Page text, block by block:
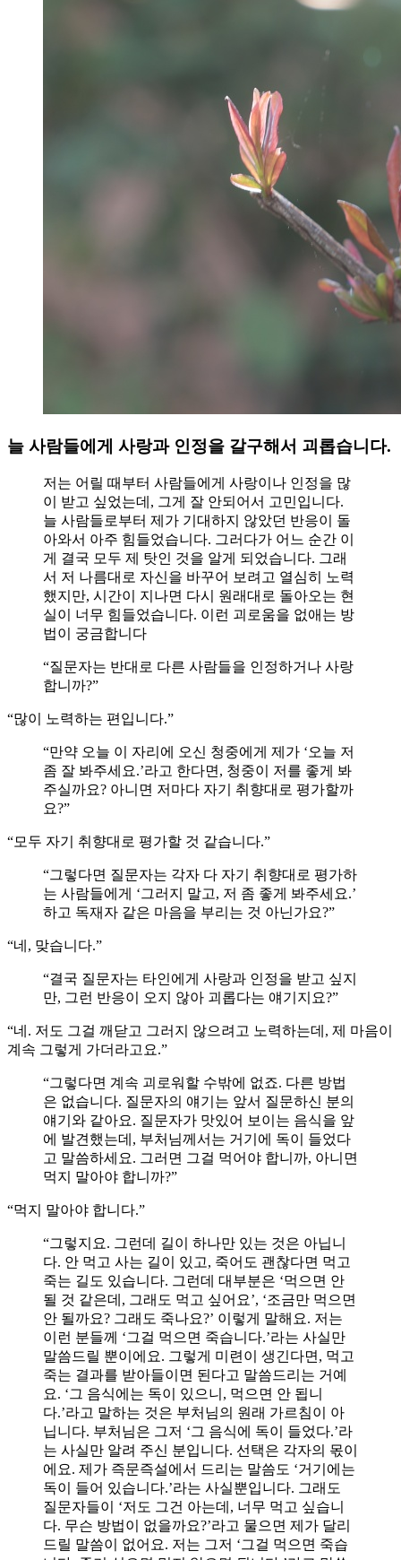
늘 사람들에게 사랑과 인정을 갈구해서 괴롭습니다.
저는 어릴 때부터 사람들에게 사랑이나 인정을 많
이 받고 싶었는데, 그게 잘 안되어서 고민입니다.
늘 사람들로부터 제가 기대하지 않았던 반응이 돌
아와서 아주 힘들었습니다. 그러다가 어느 순간 이
게 결국 모두 제 탓인 것을 알게 되었습니다. 그래
서 저 나름대로 자신을 바꾸어 보려고 열심히 노력
했지만, 시간이 지나면 다시 원래대로 돌아오는 현
실이 너무 힘들었습니다. 이런 괴로움을 없애는 방
법이 궁금합니다
“질문자는 반대로 다른 사람들을 인정하거나 사랑
합니까?”
“많이 노력하는 편입니다.”
“만약 오늘 이 자리에 오신 청중에게 제가 ‘오늘 저
좀 잘 봐주세요.’라고 한다면, 청중이 저를 좋게 봐
주실까요? 아니면 저마다 자기 취향대로 평가할까
요?”
“모두 자기 취향대로 평가할 것 같습니다.”
“그렇다면 질문자는 각자 다 자기 취향대로 평가하
는 사람들에게 ‘그러지 말고, 저 좀 좋게 봐주세요.’
하고 독재자 같은 마음을 부리는 것 아닌가요?”
“네, 맞습니다.”
“결국 질문자는 타인에게 사랑과 인정을 받고 싶지
만, 그런 반응이 오지 않아 괴롭다는 얘기지요?”
“네. 저도 그걸 깨닫고 그러지 않으려고 노력하는데, 제 마음이
계속 그렇게 가더라고요.”
“그렇다면 계속 괴로워할 수밖에 없죠. 다른 방법
은 없습니다. 질문자의 얘기는 앞서 질문하신 분의
얘기와 같아요. 질문자가 맛있어 보이는 음식을 앞
에 발견했는데, 부처님께서는 거기에 독이 들었다
고 말씀하세요. 그러면 그걸 먹어야 합니까, 아니면
먹지 말아야 합니까?”
“먹지 말아야 합니다.”
“그렇지요. 그런데 길이 하나만 있는 것은 아닙니
다. 안 먹고 사는 길이 있고, 죽어도 괜찮다면 먹고
죽는 길도 있습니다. 그런데 대부분은 ‘먹으면 안
될 것 같은데, 그래도 먹고 싶어요’, ‘조금만 먹으면
안 될까요? 그래도 죽나요?’ 이렇게 말해요. 저는
이런 분들께 ‘그걸 먹으면 죽습니다.’라는 사실만
말씀드릴 뿐이에요. 그렇게 미련이 생긴다면, 먹고
죽는 결과를 받아들이면 된다고 말씀드리는 거예
요. ‘그 음식에는 독이 있으니, 먹으면 안 됩니
다.’라고 말하는 것은 부처님의 원래 가르침이 아
닙니다. 부처님은 그저 ‘그 음식에 독이 들었다.’라
는 사실만 알려 주신 분입니다. 선택은 각자의 몫이
에요. 제가 즉문즉설에서 드리는 말씀도 ‘거기에는
독이 들어 있습니다.’라는 사실뿐입니다. 그래도
질문자들이 ‘저도 그건 아는데, 너무 먹고 싶습니
다. 무슨 방법이 없을까요?’라고 물으면 제가 달리
드릴 말씀이 없어요. 저는 그저 ‘그걸 먹으면 죽습